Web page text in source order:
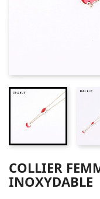
COLLIER
INOXYDABLE